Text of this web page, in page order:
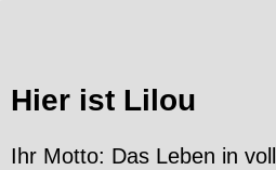
Hier ist Lilou
Ihr Motto: Das Leben in